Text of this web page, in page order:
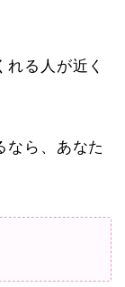
る人が近く
なら、あなた